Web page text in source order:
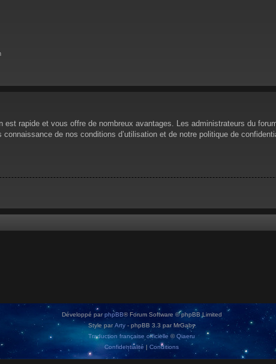
rapide et vous offre de nombreux avantages. Les administrateurs du
de nos conditions d’utilisation et de notre politique de
Développé parphpBB® Forum Software © phpBB Limited
Style par Arty - phpBB 3.3 par MrGaby
Traduction française officielle ©Qiaeru
Confidentialité | Conditions